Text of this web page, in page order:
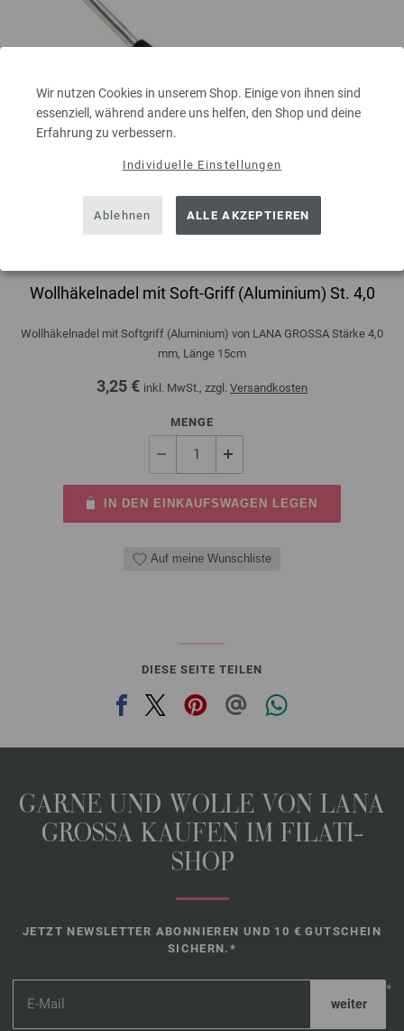
Wir nutzen Cookies in unserem Shop. Einige von ihnen sind
essenziell, während andere uns helfen, den Shop und deine
Erfahrung zu verbessern.
Individuelle Einstellungen
Ablehnen ALLE AKZEPTIEREN
Wollhäkelnadel mit Soft-Griff (Aluminium) St. 4,0
Wollhäkelnadel mit Softgriff (Aluminium) von LANA GROSSA Stärke 4,0
mm, Länge 15cm
3,25 € inkl. MwSt., zzgl. Versandkosten
MENGE
IN DEN EINKAUFSWAGEN LEGEN
Auf meine Wunschliste
DIESE SEITE TEILEN
GARNE UND WOLLE VON LANA
GROSSA KAUFEN IM FILATI-
SHOP
JETZT NEWSLETTER ABONNIEREN UND 10 € GUTSCHEIN
SICHERN.*
*